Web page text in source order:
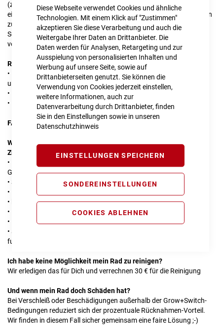
Diese Webseite verwendet Cookies und ähnliche
Technologien. Mit einem Klick auf "Zustimmen"
akzeptieren Sie diese Verarbeitung und auch die
Weitergabe Ihrer Daten an Drittanbieter. Die
Daten werden für Analysen, Retargeting und zur
Ausspielung von personalisierten Inhalten und
Werbung auf unsere Seite, sowie auf
Drittanbieterseiten genutzt. Sie können die
Verwendung von Cookies jederzeit einstellen,
weitere Informationen, auch zur
Datenverarbeitung durch Drittanbieter, finden
Sie in den Einstellungen sowie in unseren
Datenschutzhinweis
EINSTELLUNGEN SPEICHERN
SONDEREINSTELLUNGEN
COOKIES ABLEHNEN
(z. B. Beleuchtung, Gepäckträger etc.) im Wert von 100 €. Nach
einem Jahr bringst Du dieses Rad unter Grow+Switch-Bedingungen
zu uns. Dein Rücknahme-Vorteil: 60 % von 500 € = 300 €.
Selbstverständlich kannst Du die zusätzlich gekauften Anbauteile
vor Rückgabe demontieren und behalten.
Rücknahme-Bedingungen
• Das Rad entspricht der StVZO, ist unbeschädigt und
uneingeschränkt fahrtüchtig.
• Die Serienausstattung ist vorhanden und intakt.
• Das Rad ist tiptop sauber.
FAQ
Was bedeutet unbeschädigt und uneingeschränkt fahrtüchtig?
Zum Beispiel:
• Reifen nicht abgefahren oder mit Bremsplatten, keine Risse im
Gummi
• Sattel, Griffe ohne Risse oder Beschädigungen
• leichte, vereinzelte kleine Kratzer oder Gebrauchsspuren sind o.k.
• keine Dellen, Verformungen oder fehlende Lackflächen
• Bremsen sind kindgerecht funktionsfähig, nicht abgefahren
• Kette leichtgängig, nicht verrostet
• alle serienmäßig verbauten Teile sind vorhanden und
funktionsfähig
Ich habe keine Möglichkeit mein Rad zu reinigen?
Wir erledigen das für Dich und verrechnen 30 € für die Reinigung
Und wenn mein Rad doch Schäden hat?
Bei Verschleiß oder Beschädigungen außerhalb der Grow+Switch-
Bedingungen reduziert sich der prozentuale Rücknahmen-Vorteil.
Wir finden in diesem Fall sicher gemeinsam eine faire Lösung ;-)